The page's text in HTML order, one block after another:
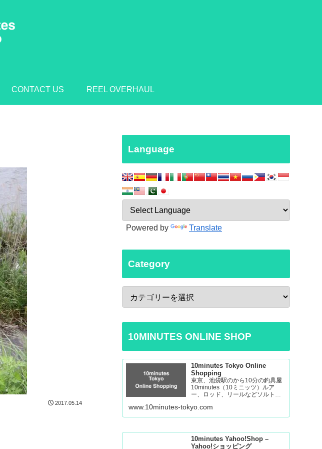
CONTACT US REEL OVERHAUL
2017.05.14
Language
Powered by Translate
Category
10MINUTES ONLINE SHOP
10minutes Tokyo Online
Shopping
東京、池袋駅のから10分の釣具屋
10minutes（10ミニッツ）ルア
ー、ロッド、リールなどソルトゲ
えております。 Fishing Tackle
Shop in Tokyo Ikebukuro
www.10minutes-tokyo.com
10minutes Yahoo!Shop –
Yahoo!ショッピング